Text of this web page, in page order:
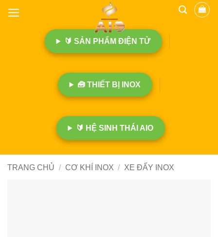
🔰 SẢN PHẨM ĐIỆN TỬ
🧰 THIẾT BỊ INOX
🔰 HỆ SINH THÁI AIO
TRANG CHỦ / CƠ KHÍ INOX / XE ĐẨY INOX